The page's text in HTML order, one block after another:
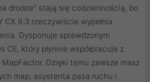
drodze" stają się codziennością, bo
CX 9.3 rzeczywiście wypełnia
Dysponuje sprawdzonym
CE, który płynnie współpracuje z
Dzięki temu zawsze masz
map, asystenta pasa ruchu i